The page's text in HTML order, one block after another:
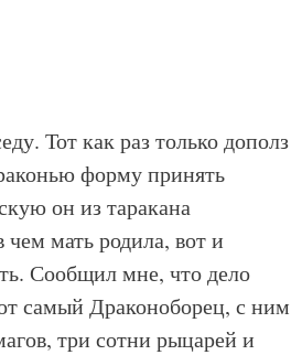
Тот как раз только дополз
форму принять
он из таракана
чем мать родила, вот и
Сообщил мне, что дело
самый Драконоборец, с ним
три сотни рыцарей и